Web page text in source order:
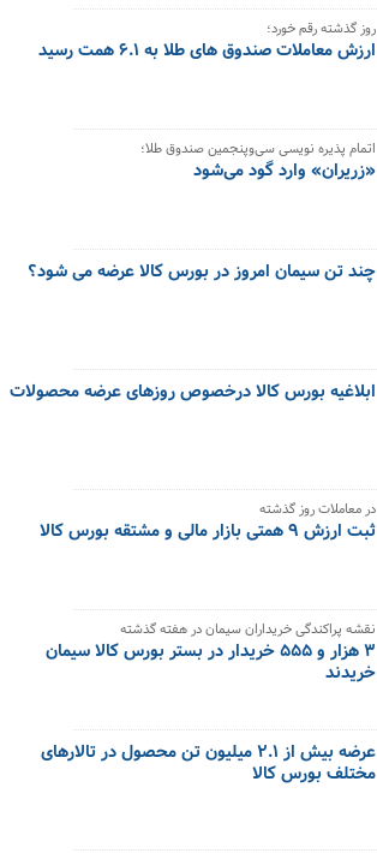
روز گذشته رقم خورد؛
ارزش معاملات صندوق های طلا به ۶.۱ همت رسید
اتمام پذیره‌ نویسی سی‌وپنجمین صندوق طلا؛
«زریران» وارد گود می‌شود
چند تن سیمان امروز در بورس کالا عرضه می شود؟
ابلاغیه بورس کالا درخصوص روزهای عرضه محصولات
در معاملات روز گذشته
ثبت ارزش ۹ همتی بازار مالی و مشتقه بورس کالا
نقشه پراکندگی خریداران سیمان در هفته گذشته
۳ هزار و ۵۵۵ خریدار در بستر بورس کالا سیمان
خریدند
عرضه بیش از ۲.۱ میلیون تن محصول در تالارهای
مختلف بورس کالا